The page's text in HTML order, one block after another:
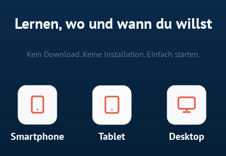
Lernen, wo und wann du willst
Kein Download. Keine Installation. Einfach starten.
Smartphone Tablet Desktop